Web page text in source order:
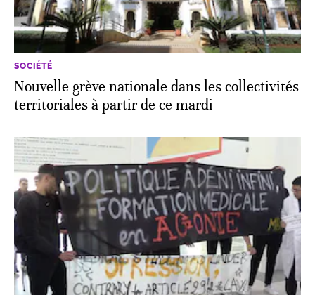
SOCIÉTÉ
Nouvelle grève nationale dans les collectivités
territoriales à partir de ce mardi